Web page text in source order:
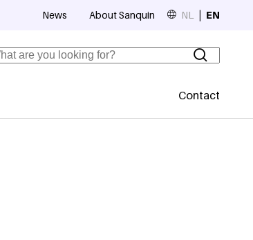
Contact
News About Sanquin NL EN